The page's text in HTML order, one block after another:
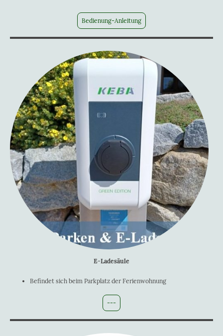
Bedienung-Anleitung
E-Ladesäule
Befindet sich beim Parkplatz der Ferienwohnung
---